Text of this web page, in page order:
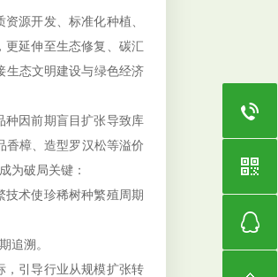
源开发、标准化种植、
更延伸至生态修复、碳汇
生态文明建设与绿色经济
因前期盲目扩张导致库
香樟、造型罗汉松等溢价
为破局关键：
术使珍稀树种繁殖周期
追溯。
引导行业从规模扩张转